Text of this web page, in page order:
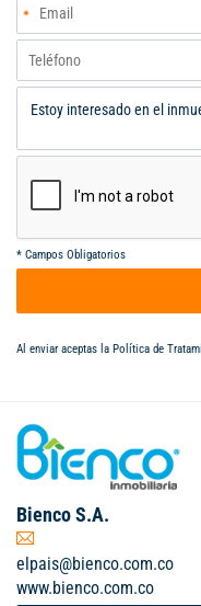
con cómodas vías de
cerca al cc chipichape.
V112099
* Campos Obligatorios
Al enviar aceptas la Política de
Bienco S.A.
elpais@bienco.com.co
www.bienco.com.co